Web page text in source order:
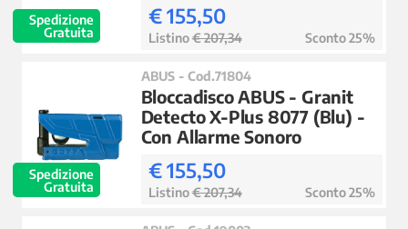
Spedizione
Gratuita
€ 155,50
Listino€ 207,34 Sconto 25%
Spedizione
Gratuita
ABUS - Cod.71804
Bloccadisco ABUS - Granit
Detecto X-Plus 8077 (Blu) -
Con Allarme Sonoro
€ 155,50
Listino€ 207,34 Sconto 25%